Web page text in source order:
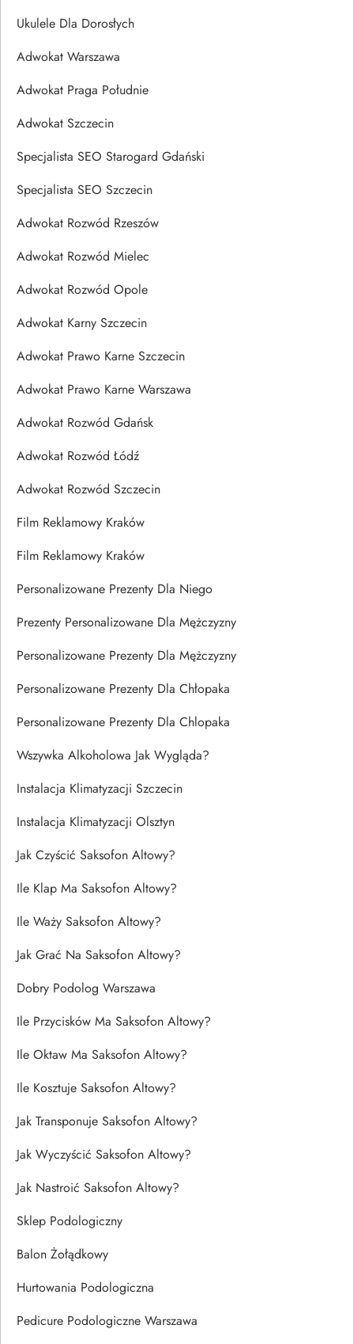
Ukulele Dla Dorosłych
Adwokat Warszawa
Adwokat Praga Południe
Adwokat Szczecin
Specjalista SEO Starogard Gdański
Specjalista SEO Szczecin
Adwokat Rozwód Rzeszów
Adwokat Rozwód Mielec
Adwokat Rozwód Opole
Adwokat Karny Szczecin
Adwokat Prawo Karne Szczecin
Adwokat Prawo Karne Warszawa
Adwokat Rozwód Gdańsk
Adwokat Rozwód Łódź
Adwokat Rozwód Szczecin
Film Reklamowy Kraków
Film Reklamowy Kraków
Personalizowane Prezenty Dla Niego
Prezenty Personalizowane Dla Mężczyzny
Personalizowane Prezenty Dla Mężczyzny
Personalizowane Prezenty Dla Chłopaka
Personalizowane Prezenty Dla Chlopaka
Wszywka Alkoholowa Jak Wygląda?
Instalacja Klimatyzacji Szczecin
Instalacja Klimatyzacji Olsztyn
Jak Czyścić Saksofon Altowy?
Ile Klap Ma Saksofon Altowy?
Ile Waży Saksofon Altowy?
Jak Grać Na Saksofon Altowy?
Dobry Podolog Warszawa
Ile Przycisków Ma Saksofon Altowy?
Ile Oktaw Ma Saksofon Altowy?
Ile Kosztuje Saksofon Altowy?
Jak Transponuje Saksofon Altowy?
Jak Wyczyścić Saksofon Altowy?
Jak Nastroić Saksofon Altowy?
Sklep Podologiczny
Balon Żołądkowy
Hurtowania Podologiczna
Pedicure Podologiczne Warszawa